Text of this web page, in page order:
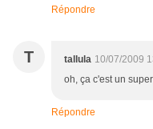
Répondre
T tallula 10/07/2009
oh, ça c'est un
Répondre